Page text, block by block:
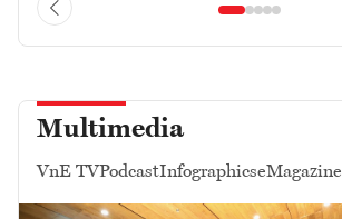
Multimedia
VnE TVPodcastInfographicseMagazine